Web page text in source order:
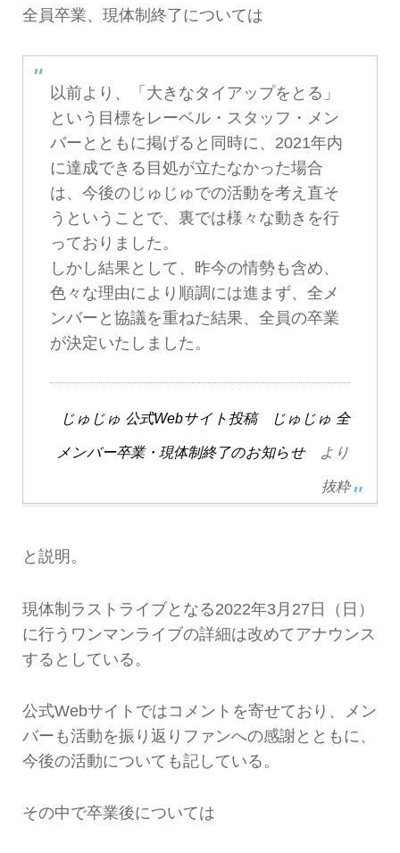
全員卒業、現体制終了については
以前より、「大きなタイアップをとる」
という目標をレーベル・スタッフ・メン
バーとともに掲げると同時に、2021年内
に達成できる目処が立たなかった場合
は、今後のじゅじゅでの活動を考え直そ
うということで、裏では様々な動きを行
っておりました。
しかし結果として、昨今の情勢も含め、
色々な理由により順調には進まず、全メ
ンバーと協議を重ねた結果、全員の卒業
が決定いたしました。
じゅじゅ 公式Webサイト投稿 じゅじゅ 全
メンバー卒業・現体制終了のお知らせより
抜粋
と説明。
現体制ラストライブとなる2022年3月27日（日）
に行うワンマンライブの詳細は改めてアナウンス
するとしている。
公式Webサイトではコメントを寄せており、メン
バーも活動を振り返りファンへの感謝とともに、
今後の活動についても記している。
その中で卒業後については